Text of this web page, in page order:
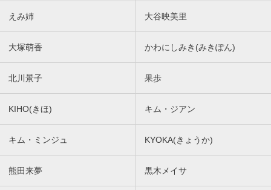
えみ姉 大谷映美里
大塚萌香 かわにしみき(みきぽん)
北川景子 果歩
KIHO(きほ) キム・ジアン
キム・ミンジュ KYOKA(きょうか)
熊田来夢 黒木メイサ